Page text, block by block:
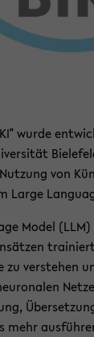
wurde
von
Large
Model
zu ver­ste­hen
mehr